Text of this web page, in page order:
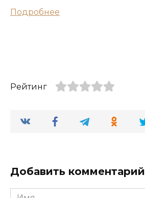
Подробнее
Рейтинг
Добавить комментарий
Имя